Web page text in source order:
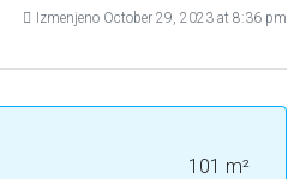
Izmenjeno October 29, 2023 at 8:36 pm
101 m²